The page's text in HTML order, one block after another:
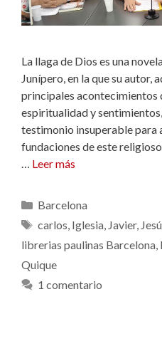
La llaga de Dios es una
Junípero, en la que su autor,
principales acontecimientos
espiritualidad y
testimonio insuperable para
fundaciones de este
… Leer más
Categorías
Barcelona
Etiquetas
carlos, Iglesia, Javier,
librerias paulinas Barcelona,
Quique
1 comentario